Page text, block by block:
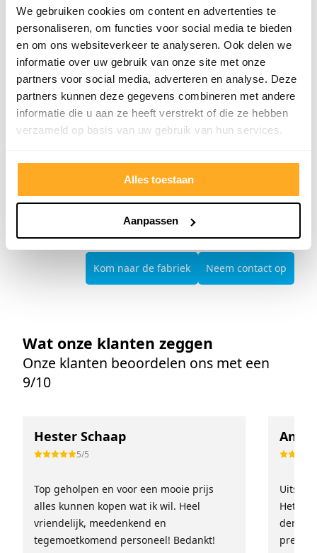
We gebruiken cookies om content en advertenties te
personaliseren, om functies voor social media te bieden
en om ons websiteverkeer te analyseren. Ook delen we
informatie over uw gebruik van onze site met onze
partners voor social media, adverteren en analyse. Deze
partners kunnen deze gegevens combineren met andere
informatie die u aan ze heeft verstrekt of die ze hebben
verzameld op basis van uw gebruik van hun services.
Alles toestaan
Aanpassen
Op zoek naar een duurzame oplossing voor je
oude, versleten trap? Onze complete PVC-
traprenovatieset heeft alles wat je nodig hebt. De
PVC-traptreden en stootborden hebben een
slijtlaag van 0,3 mm, waardoor je gegarandeerd
jarenlang plezier hebt van jouw nieuwe trap.
één van onze showrooms en ontdek zelf de
topkwaliteit van onze betaalbare PVC-
traprenovatiesets.
Kom naar de fabriek Neem contact op
Wat onze klanten zeggen
Onze klanten beoordelen ons met een
9/10
Hester Schaap
5/5
Top geholpen en voor een mooie prijs
alles kunnen kopen wat ik wil. Heel
vriendelijk, meedenkend en
tegemoetkomend personeel! Bedankt!
Anne
Het
denkt